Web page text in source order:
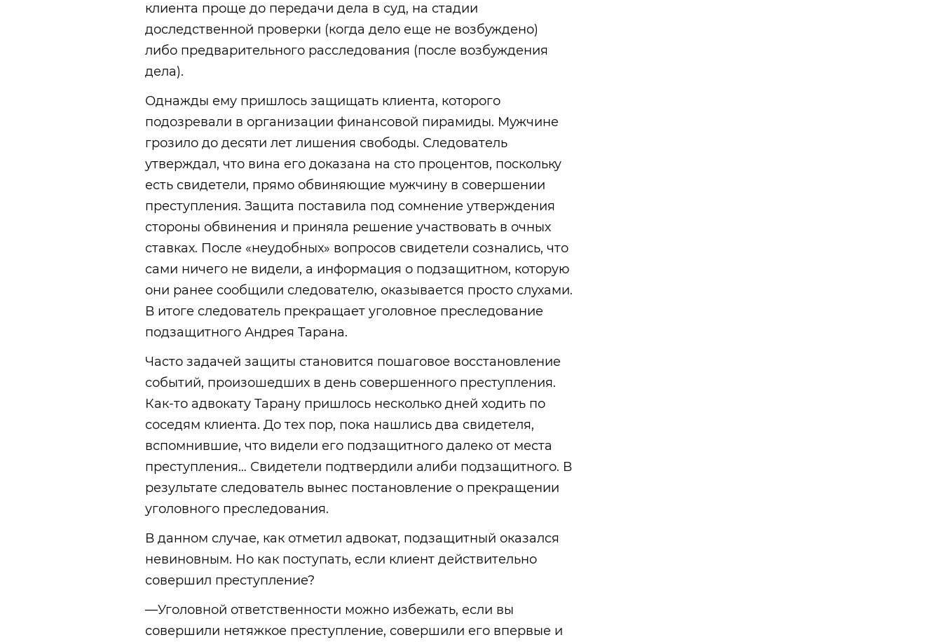
клиента проще до передачи дела в суд, на стадии
доследственной проверки (когда дело еще не возбуждено)
либо предварительного расследования (после возбуждения
дела).
Однажды ему пришлось защищать клиента, которого
подозревали в организации финансовой пирамиды. Мужчине
грозило до десяти лет лишения свободы. Следователь
утверждал, что вина его доказана на сто процентов, поскольку
есть свидетели, прямо обвиняющие мужчину в совершении
преступления. Защита поставила под сомнение утверждения
стороны обвинения и приняла решение участвовать в очных
ставках. После «неудобных» вопросов свидетели сознались, что
сами ничего не видели, а информация о подзащитном, которую
они ранее сообщили следователю, оказывается просто слухами.
В итоге следователь прекращает уголовное преследование
подзащитного Андрея Тарана.
Часто задачей защиты становится пошаговое восстановление
событий, произошедших в день совершенного преступления.
Как-то адвокату Тарану пришлось несколько дней ходить по
соседям клиента. До тех пор, пока нашлись два свидетеля,
вспомнившие, что видели его подзащитного далеко от места
преступления… Свидетели подтвердили алиби подзащитного. В
результате следователь вынес постановление о прекращении
уголовного преследования.
В данном случае, как отметил адвокат, подзащитный оказался
невиновным. Но как поступать, если клиент действительно
совершил преступление?
—Уголовной ответственности можно избежать, если вы
совершили нетяжкое преступление, совершили его впервые и